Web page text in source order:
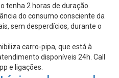
tenha 2 horas de duração.
do consumo consciente da
sem desperdícios, durante o
carro-pipa, que está à
disponíveis 24h. Call
e ligações.